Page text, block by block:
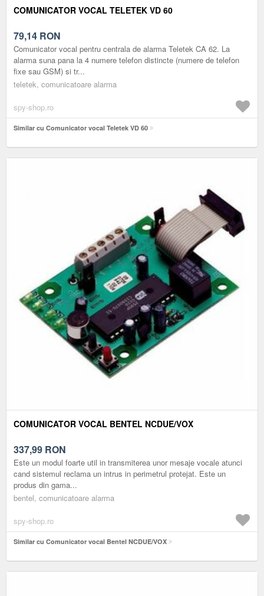
COMUNICATOR VOCAL TELETEK VD 60
79,14 RON
Comunicator vocal pentru centrala de alarma Teletek CA 62. La
alarma suna pana la 4 numere telefon distincte (numere de telefon
fixe sau GSM) si tr...
teletek, comunicatoare alarma
spy-shop.ro
Similar cu Comunicator vocal Teletek VD 60
COMUNICATOR VOCAL BENTEL NCDUE/VOX
337,99 RON
Este un modul foarte util in transmiterea unor mesaje vocale atunci
cand sistemul reclama un intrus in perimetrul protejat. Este un
produs din gama...
bentel, comunicatoare alarma
spy-shop.ro
Similar cu Comunicator vocal Bentel NCDUE/VOX